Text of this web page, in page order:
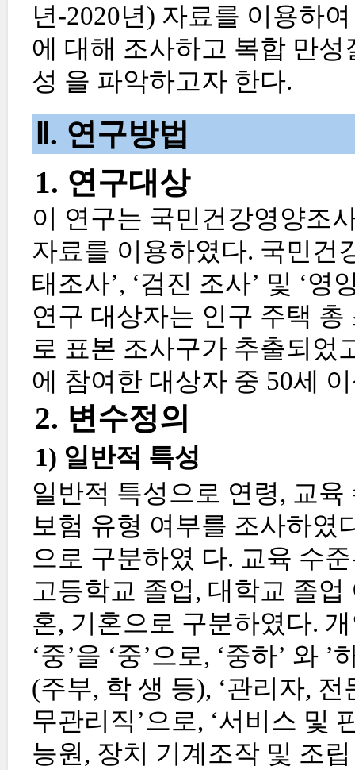
년-2020년) 자료를 이용하
에 대해 조사하고 복합 만
성 을 파악하고자 한다.
Ⅱ. 연구방법
1. 연구대상
이 연구는 국민건강영양조
자료를 이용하였다. 국민건
태조사’, ‘검진 조사’ 및 ‘
연구 대상자는 인구 주택
로 표본 조사구가 추출되었
에 참여한 대상자 중 50세
2. 변수정의
1) 일반적 특성
일반적 특성으로 연령, 교
보험 유형 여부를 조사하였
으로 구분하였 다. 교육 수
고등학교 졸업, 대학교 졸
혼, 기혼으로 구분하였다. 개
‘중’을 ‘중’으로, ‘중하’ 와
(주부, 학 생 등), ‘관리자,
무관리직’으로, ‘서비스 및
능원, 장치 기계조작 및 조